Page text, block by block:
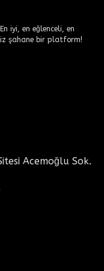
iyi, en eğlenceli, en
şahane bir platform!
Acemoğlu Sok.